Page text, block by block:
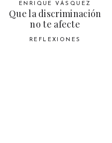
ENRIQUE VÁSQUEZ
Que la discriminación
no te afecte
REFLEXIONES